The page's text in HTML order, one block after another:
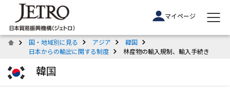
マイページ
国・地域別に見る アジア
韓国
日本からの輸出に関する制度
林産物の輸入規制、輸入手続き
韓国